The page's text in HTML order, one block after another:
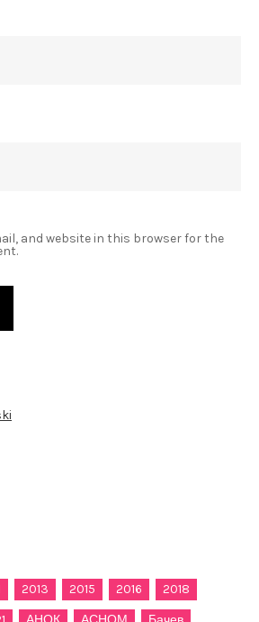
and website in this browser for the
2013 2015 2016
2018